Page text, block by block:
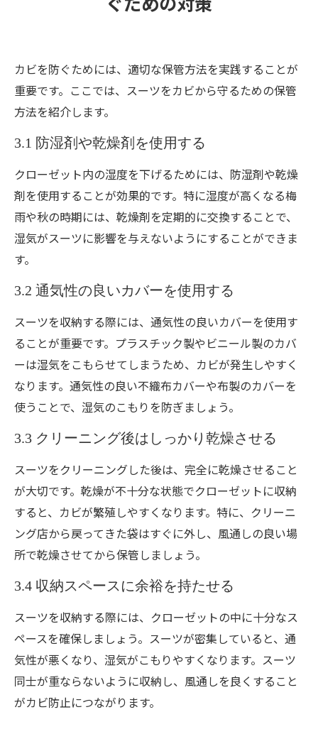
カビを防ぐためには、適切な保管方法を実践することが
重要です。ここでは、スーツをカビから守るための保管
方法を紹介します。
3.1 防湿剤や乾燥剤を使用する
クローゼット内の湿度を下げるためには、防湿剤や乾燥
剤を使用することが効果的です。特に湿度が高くなる梅
雨や秋の時期には、乾燥剤を定期的に交換することで、
湿気がスーツに影響を与えないようにすることができま
す。
3.2 通気性の良いカバーを使用する
スーツを収納する際には、通気性の良いカバーを使用す
ることが重要です。プラスチック製やビニール製のカバ
ーは湿気をこもらせてしまうため、カビが発生しやすく
なります。通気性の良い不織布カバーや布製のカバーを
使うことで、湿気のこもりを防ぎましょう。
3.3 クリーニング後はしっかり乾燥させる
スーツをクリーニングした後は、完全に乾燥させること
が大切です。乾燥が不十分な状態でクローゼットに収納
すると、カビが繁殖しやすくなります。特に、クリーニ
ング店から戻ってきた袋はすぐに外し、風通しの良い場
所で乾燥させてから保管しましょう。
3.4 収納スペースに余裕を持たせる
スーツを収納する際には、クローゼットの中に十分なス
ペースを確保しましょう。スーツが密集していると、通
気性が悪くなり、湿気がこもりやすくなります。スーツ
同士が重ならないように収納し、風通しを良くすること
がカビ防止につながります。